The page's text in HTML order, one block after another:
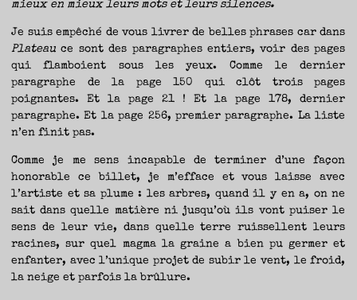
mieux en mieux leurs mots et leurs silences.
Je suis empêché de vous livrer de belles phrases car dans
Plateauce sont des paragraphes entiers, voir des pages
qui flamboient sous les yeux. Comme le dernier
paragraphe de la page 150 qui clôt trois pages
poignantes. Et la page 21 ! Et la page 178, dernier
paragraphe. Et la page 256, premier paragraphe. La liste
n’en finit pas.
Comme je me sens incapable de terminer d’une façon
honorable ce billet, je m’efface et vous laisse avec
l’artiste et sa plume : les arbres, quand il y en a, on ne
sait dans quelle matière ni jusqu’où ils vont puiser le
sens de leur vie, dans quelle terre ruissellent leurs
racines, sur quel magma la graine a bien pu germer et
enfanter, avec l’unique projet de subir le vent, le froid,
la neige et parfois la brûlure.